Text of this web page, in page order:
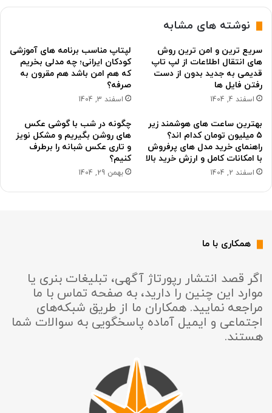
نوشته های مشابه
سریع ترین و امن ترین روش
های انتقال اطلاعات از لپ تاپ
قدیمی به جدید بدون از دست
رفتن فایل ها
اسفند 4, 1404
لپتاپ مناسب برنامه های آموزشی
کودکان ایرانی؛ چه مدلی بخریم
که هم امن باشد هم مقرون به
صرفه؟
اسفند 3, 1404
بهترین ساعت های هوشمند زیر
۵ میلیون تومان کدام اند؟
راهنمای خرید مدل های پرفروش
با امکانات کامل و ارزش خرید بالا
اسفند 2, 1404
چگونه در شب با گوشی عکس
های روشن بگیریم و مشکل نویز
و تاری عکس شبانه را برطرف
کنیم؟
بهمن 29, 1404
همکاری با ما
اگر قصد انتشار رپورتاژ آگهی، تبلیغات بنری یا
موارد این چنین را دارید، به صفحه تماس با ما
مراجعه نمایید. همکاران ما از طریق شبکه‌های
اجتماعی و ایمیل آماده پاسخگویی به سوالات شما
هستند.